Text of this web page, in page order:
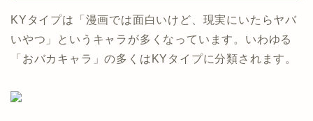
KYタイプは「漫画では面白いけど、現実にいたらヤバ
いやつ」というキャラが多くなっています。いわゆる
「おバカキャラ」の多くはKYタイプに分類されます。